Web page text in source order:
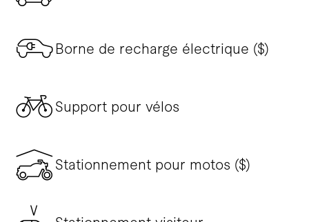
Borne de recharge électrique ($)
Support pour vélos
Stationnement pour motos ($)